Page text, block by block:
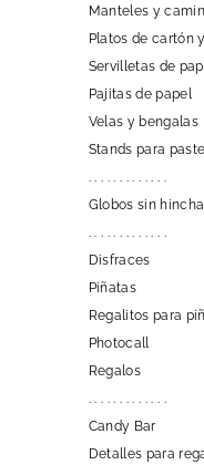
Manteles y
Platos de cartón
Servilletas de
Pajitas de papel
Velas y bengalas
Stands para
. . . . . . . . . . . . .
Globos sin
. . . . . . . . . . . . .
Disfraces
Piñatas
Regalitos para
Photocall
Regalos
. . . . . . . . . . . . .
Candy Bar
Detalles para